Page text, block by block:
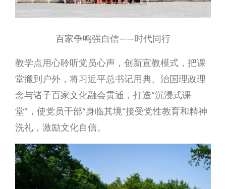
百家争鸣强自信——时代同行
教学点用心聆听党员心声，创新宣教模式，把课
堂搬到户外，将习近平总书记用典、治国理政理
念与诸子百家文化融会贯通，打造“沉浸式课
堂”，使党员干部“身临其境”接受党性教育和精神
洗礼，激励文化自信。